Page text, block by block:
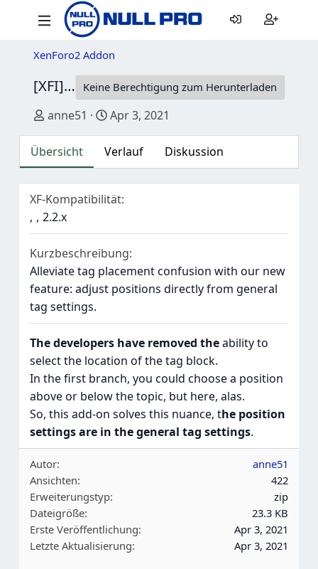
XenForo2 Addon
[XFI] Tag Position 1.1.1
Keine Berechtigung zum Herunterladen
Autor
anne51 Erstellungsdatum
Apr 3, 2021
Übersicht Verlauf Diskussion
XF-Kompatibilität
2.2.x
Kurzbeschreibung
Alleviate tag placement confusion with our new
feature: adjust positions directly from general
tag settings.
The developers have removed theability to
select the location of the tag block.
In the first branch, you could choose a position
above or below the topic, but here, alas.
So, this add-on solves this nuance, the position
settings are in the general tag settings.
Autor
anne51
Ansichten
422
Erweiterungstyp
zip
Dateigröße
23.3 KB
Erste Veröffentlichung
Apr 3, 2021
Letzte Aktualisierung
Apr 3, 2021